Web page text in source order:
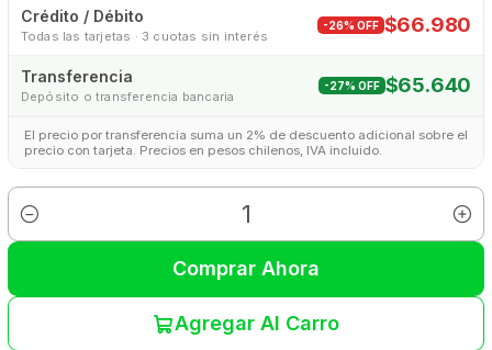
Crédito / Débito
Todas las tarjetas · 3 cuotas sin interés
-26% OFF $66.980
Transferencia
Depósito o transferencia bancaria
-27% OFF $65.640
El precio por transferencia suma un 2% de descuento adicional sobre el
precio con tarjeta. Precios en pesos chilenos, IVA incluido.
Cantidad
Agregar Al Carro
Comprar Ahora